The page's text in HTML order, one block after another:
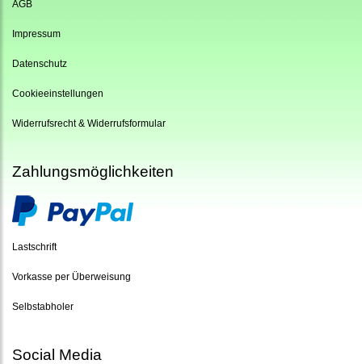
AGB
Impressum
Datenschutz
Cookieeinstellungen
Widerrufsrecht & Widerrufsformular
Zahlungsmöglichkeiten
Lastschrift
Vorkasse per Überweisung
Selbstabholer
Social Media